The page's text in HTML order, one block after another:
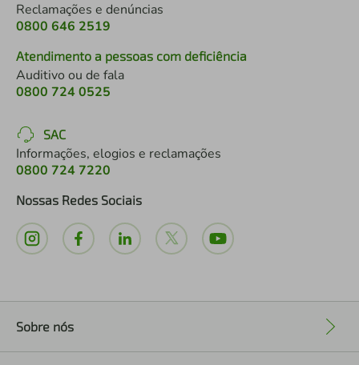
Reclamações e denúncias
0800 646 2519
Atendimento a pessoas com deficiência
Auditivo ou de fala
0800 724 0525
SAC
Informações, elogios e reclamações
0800 724 7220
Nossas Redes Sociais
Sobre nós